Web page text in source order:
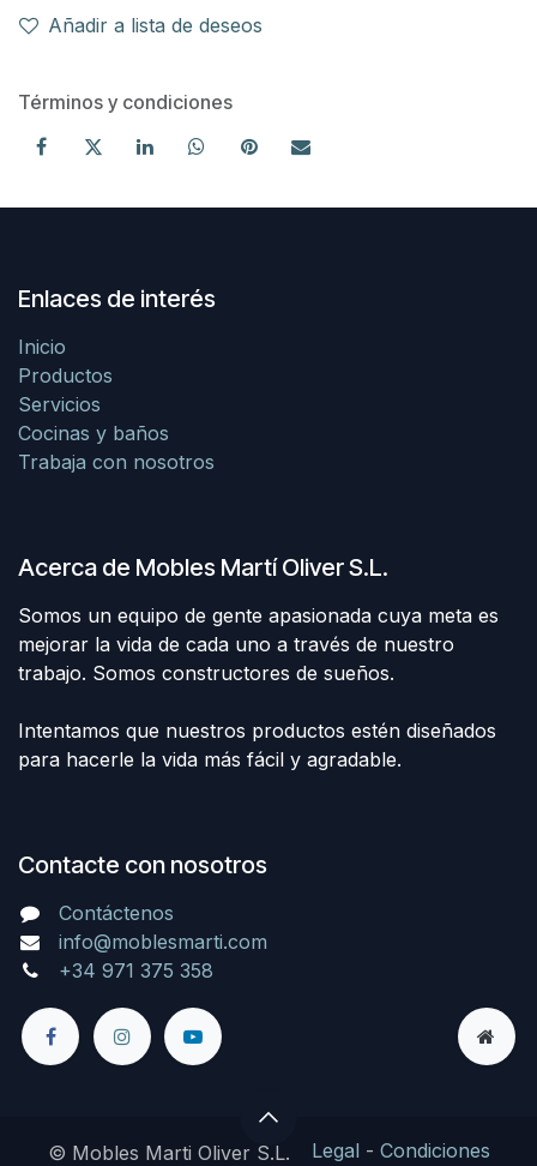
Añadir a lista de deseos
Términos y condiciones
Enlaces de interés
Inicio
Productos
Servicios
Cocinas y baños
Trabaja con nosotros
Acerca de Mobles Martí Oliver S.L.
Somos un equipo de gente apasionada cuya meta es
mejorar la vida de cada uno a través de nuestro
trabajo. Somos constructores de sueños.
Intentamos que nuestros productos estén diseñados
para hacerle la vida más fácil y agradable.
Contacte con nosotros
Contáctenos
info@moblesmarti.com
+34 971 375 358
© Mobles Marti Oliver S.L. Legal - Condiciones